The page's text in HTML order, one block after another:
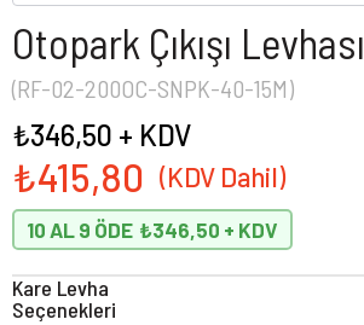
Otopark Çıkışı Levhası
(RF-02-200OC-SNPK-40-15M)
₺415,80
₺346,50 + KDV
10 AL 9 ÖDE ₺346,50
Kare Levha
Seçenekleri